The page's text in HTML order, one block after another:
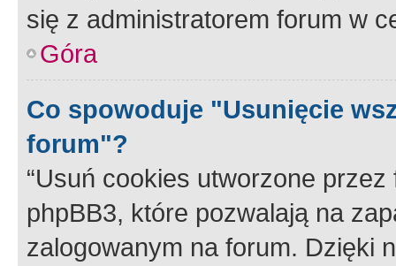
się z administratorem forum w
Góra
Co spowoduje "Usunięcie
forum"?
“Usuń cookies utworzone
phpBB3, które pozwalają na
zalogowanym na forum. Dzięki